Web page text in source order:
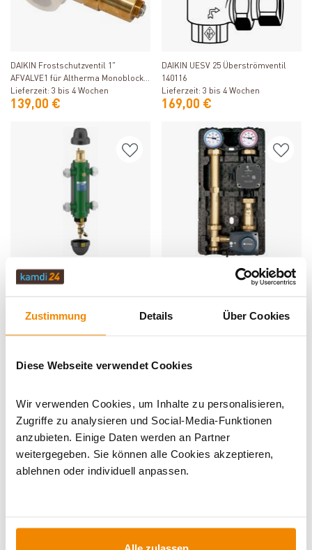
Zustimmung Details Über Cookies
Diese Webseite verwendet Cookies
Wir verwenden Cookies, um Inhalte zu personalisieren,
Zugriffe zu analysieren und Social-Media-Funktionen
anzubieten. Einige Daten werden an Partner
weitergegeben. Sie können alle Cookies akzeptieren,
ablehnen oder individuell anpassen.
DAIKIN Frostschutzventil 1"
AFVALVE1 für Altherma Monoblock-
Wärmepumpen
Lieferzeit: 3 bis 4 Wochen
139,00 €
Produkt ansehen
DAIKIN UESV 25 Überströmventil
140116
Lieferzeit: 3 bis 4 Wochen
169,00 €
Produkt ansehen
DAIKIN Hydraulische
769,00 €
Produkt ansehen
DAIKIN Pumpengruppe 156075 mit
799,00 €
Produkt ansehen
599,00 €
Produkt ansehen
679,00 €